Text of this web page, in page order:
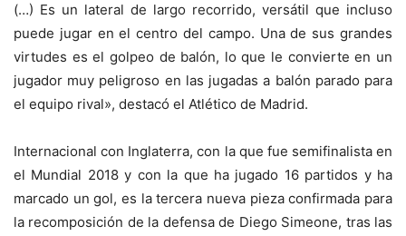
(…) Es un lateral de largo recorrido, versátil que incluso
puede jugar en el centro del campo. Una de sus grandes
virtudes es el golpeo de balón, lo que le convierte en un
jugador muy peligroso en las jugadas a balón parado para
el equipo rival», destacó el Atlético de Madrid.
Internacional con Inglaterra, con la que fue semifinalista en
el Mundial 2018 y con la que ha jugado 16 partidos y ha
marcado un gol, es la tercera nueva pieza confirmada para
la recomposición de la defensa de Diego Simeone, tras las